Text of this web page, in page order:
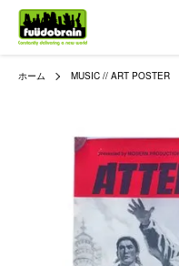
ホーム MUSIC // ART POSTER